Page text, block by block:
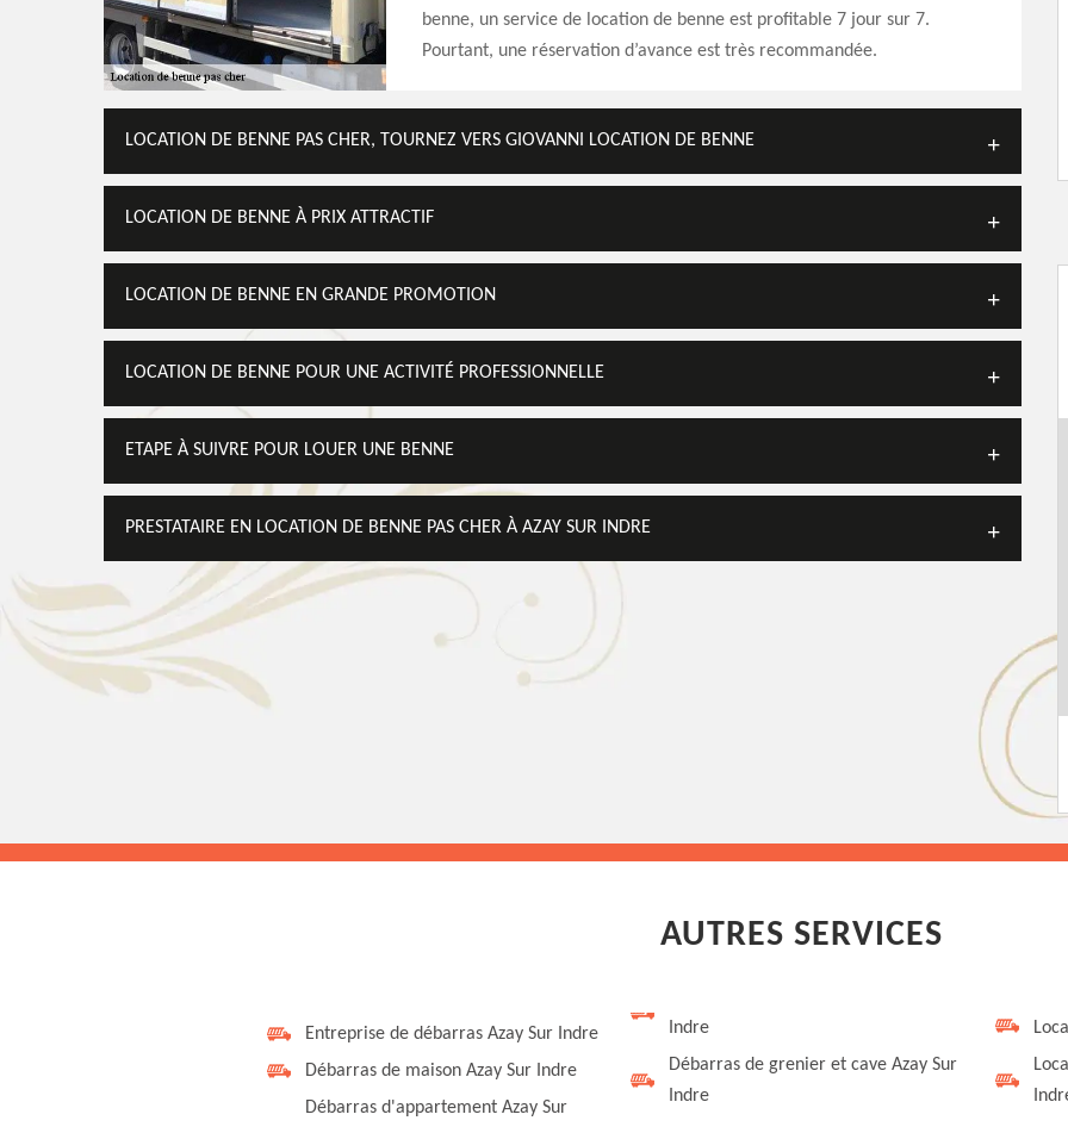
benne, un service de location de benne est profitable 7 jour sur 7.
Pourtant, une réservation d’avance est très recommandée.
LOCATION DE BENNE PAS CHER, TOURNEZ VERS GIOVANNI LOCATION DE BENNE
LOCATION DE BENNE À PRIX ATTRACTIF
LOCATION DE BENNE EN GRANDE PROMOTION
LOCATION DE BENNE POUR UNE ACTIVITÉ PROFESSIONNELLE
ETAPE À SUIVRE POUR LOUER UNE BENNE
PRESTATAIRE EN LOCATION DE BENNE PAS CHER À AZAY SUR INDRE
AUTRES SERVICES
Entreprise de débarras Azay Sur Indre
Débarras de maison Azay Sur Indre
Débarras d'appartement Azay Sur
Indre
Débarras de grenier et cave Azay Sur
Indre